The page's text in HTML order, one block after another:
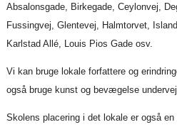
Absalonsgade, Birkegade, Ceylonvej,
Fussingvej, Glentevej, Halmtorvet,
Karlstad Allé, Louis Pios Gade osv.
Vi kan bruge lokale forfattere og
også bruge kunst og bevægelse
Skolens placering i det lokale er også en